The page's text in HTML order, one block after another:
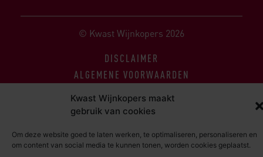
Kwast Wijnkopers maakt
gebruik van cookies
Om deze website goed te laten werken, te optimaliseren, personaliseren en
om content van social media te kunnen tonen, worden cookies geplaatst.
© Kwast Wijnkopers 2026
DISCLAIMER
ALGEMENE VOORWAARDEN